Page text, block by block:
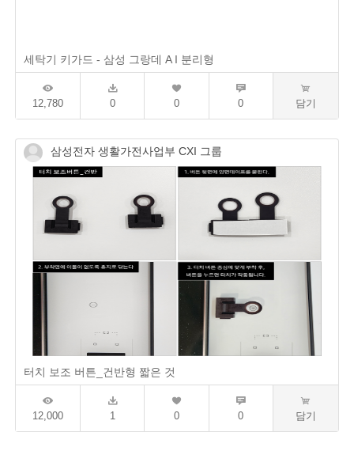
세탁기 키가드 - 삼성 그랑데 A I 분리형
12,780 0 0 0 담기
삼성전자 생활가전사업부 CXI 그룹
터치 보조 버튼_건반형 짧은 것
12,000 1 0 0 담기